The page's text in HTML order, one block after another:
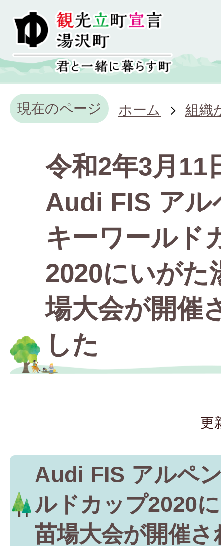
現在のページ ホーム 組織
令和2年3月11
Audi FIS アル
キーワールド
2020にいがた
場大会が開催
した
更
Audi FIS アルペ
ルドカップ2020
苗場大会が開催さ